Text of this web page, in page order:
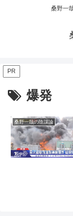
桑野一
PR
爆発
桑野一哉の陰謀論